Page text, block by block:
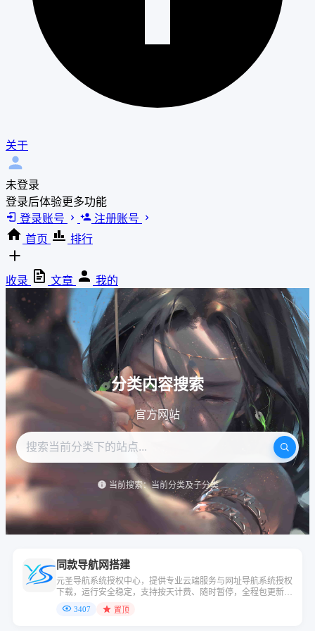
关于
未登录
登录后体验更多功能
登录账号
注册账号
首页
排行
收录 文章 我的
分类内容搜索
官方网站
当前搜索：当前分类及子分类
同款导航网搭建
元圣导航系统授权中心，提供专业云端服务与网址导航系统授权
下载，运行安全稳定，支持按天计费、随时暂停，全程包更新维
护，助力用户轻松搭建低成本专属导航站点。
3407 置顶